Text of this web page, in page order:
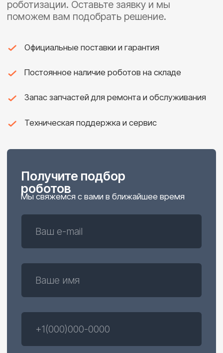
с позиционером для автоматизации
FAIRINO FR10-360 Сварка
штамповки садовых тележек. Полный
4 кобота FAIRINO FR 20 для
автоматизации штамповки